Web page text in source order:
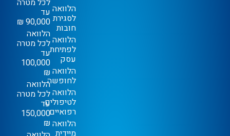
הלוואה
לסגירת
חובות
הלוואה
לפתיחת
עסק
הלוואה
לחופשה
הלוואה
לטיפולים
רפואיים
הלוואה
מיידית
עד
90,000 ₪
הלוואה
לכל מטרה
עד
100,000
₪
הלוואה
לכל מטרה
עד
150,000
₪